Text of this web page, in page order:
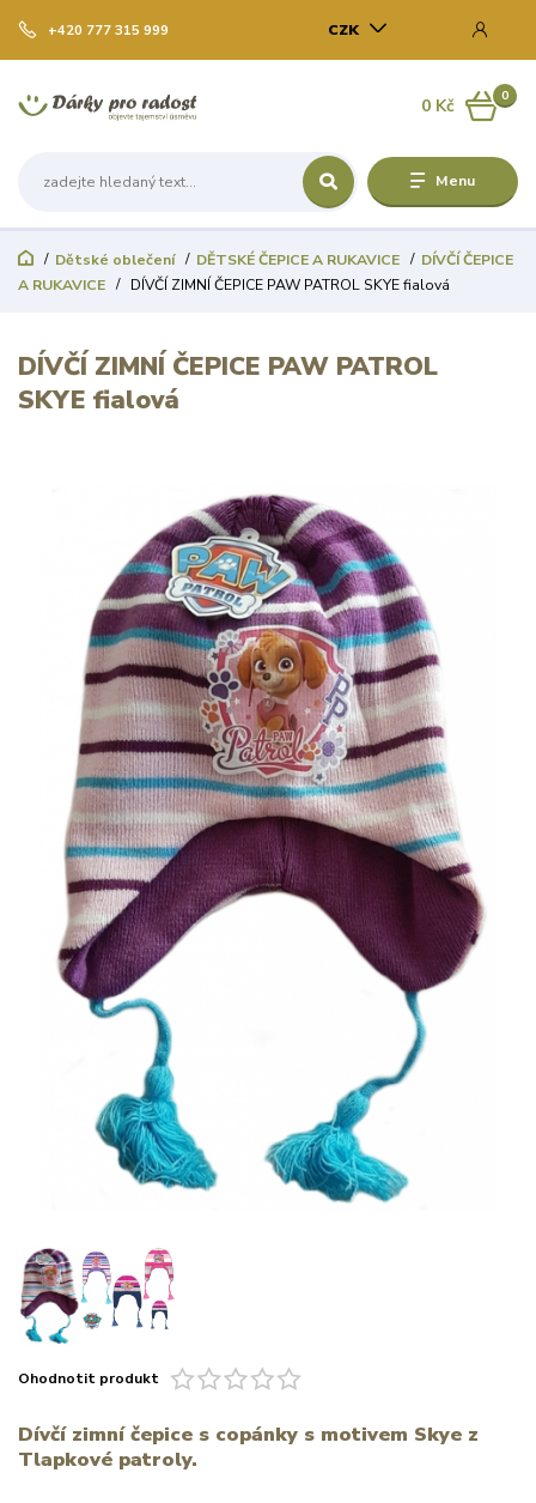
Menu
CZK
+420 777 315 999
0
0 Kč
Dětské oblečení DĚTSKÉ ČEPICE A RUKAVICE
DÍVČÍ ČEPICE
A RUKAVICE
DÍVČÍ ZIMNÍ ČEPICE PAW PATROL SKYE fialová
DÍVČÍ ZIMNÍ ČEPICE PAW PATROL
SKYE fialová
Ohodnotit produkt
Dívčí zimní čepice s copánky s motivem Skye z
Tlapkové patroly.